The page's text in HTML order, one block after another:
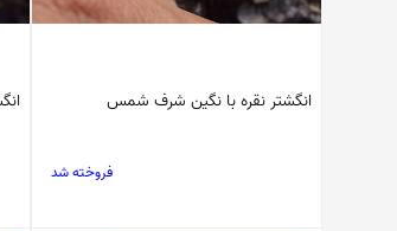
انگشتر نقره با نگین شرف شمس
فروخته شد